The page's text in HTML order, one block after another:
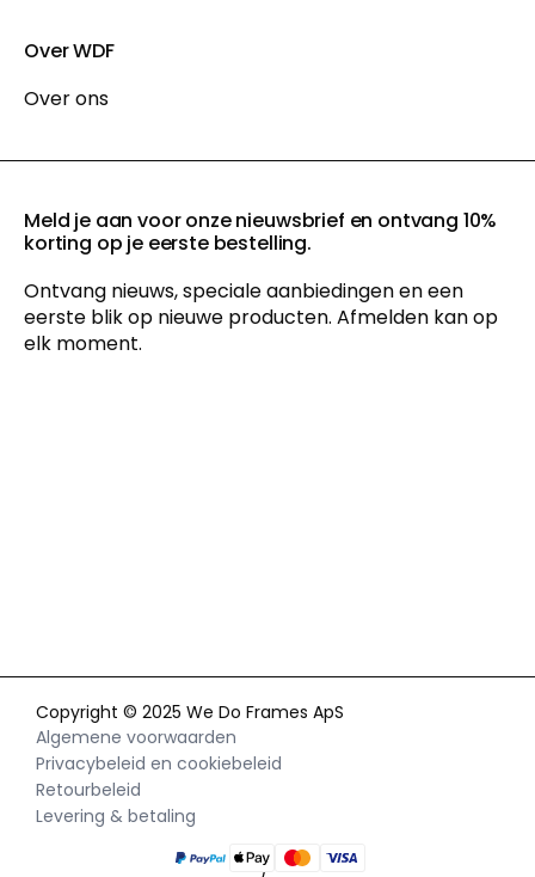
Over WDF
Over ons
Meld je aan voor onze nieuwsbrief en ontvang 10%
korting op je eerste bestelling.
Ontvang nieuws, speciale aanbiedingen en een
eerste blik op nieuwe producten. Afmelden kan op
elk moment.
Copyright © 2025 We Do Frames ApS
Algemene voorwaarden
Privacybeleid en cookiebeleid
Retourbeleid
Levering & betaling